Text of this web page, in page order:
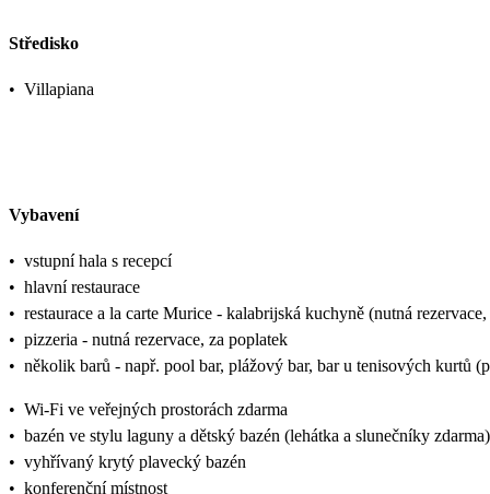
Středisko
• Villapiana
Vybavení
• vstupní hala s recepcí
• hlavní restaurace
• restaurace a la carte Murice - kalabrijská kuchyně (nutná
• pizzeria - nutná rezervace, za poplatek
• několik barů - např. pool bar, plážový bar, bar u tenisových kurtů
• Wi-Fi ve veřejných prostorách zdarma
• bazén ve stylu laguny a dětský bazén (lehátka a slunečníky zdarma)
• vyhřívaný krytý plavecký bazén
• konferenční místnost